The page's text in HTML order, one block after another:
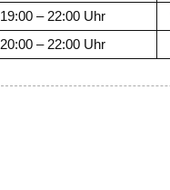
19:00 – 22:00 Uhr
20:00 – 22:00 Uhr